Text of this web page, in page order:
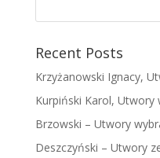
o n
Recent Posts
Krzyżanowski Ignacy,
Kurpiński Karol, Utwory
Brzowski – Utwory
Deszczyński – Utwory